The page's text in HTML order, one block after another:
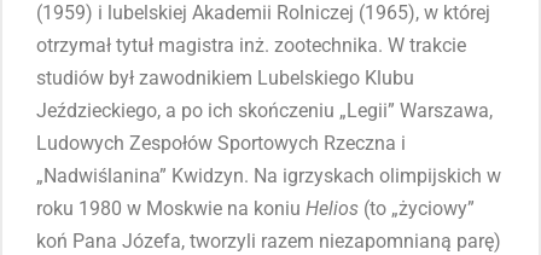
(1959) i lubelskiej Akademii Rolniczej (1965), w której
otrzymał tytuł magistra inż. zootechnika. W trakcie
studiów był zawodnikiem Lubelskiego Klubu
Jeździeckiego, a po ich skończeniu „Legii” Warszawa,
Ludowych Zespołów Sportowych Rzeczna i
„Nadwiślanina” Kwidzyn. Na igrzyskach olimpijskich w
roku 1980 w Moskwie na koniu Helios (to „życiowy”
koń Pana Józefa, tworzyli razem niezapomnianą parę)